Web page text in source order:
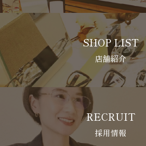
SHOP LIST
店舗紹介
RECRUIT
採用情報